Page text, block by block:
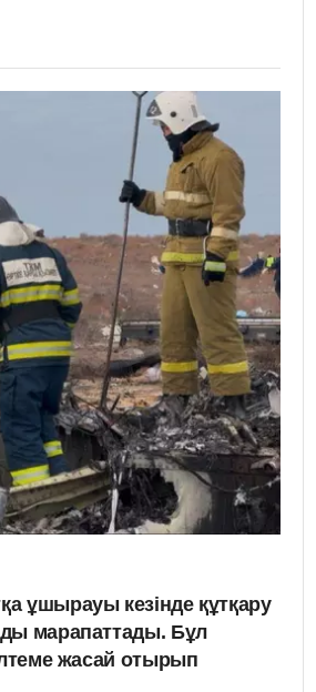
ұшырауы кезінде құтқару
марапаттады. Бұл
жасай отырып